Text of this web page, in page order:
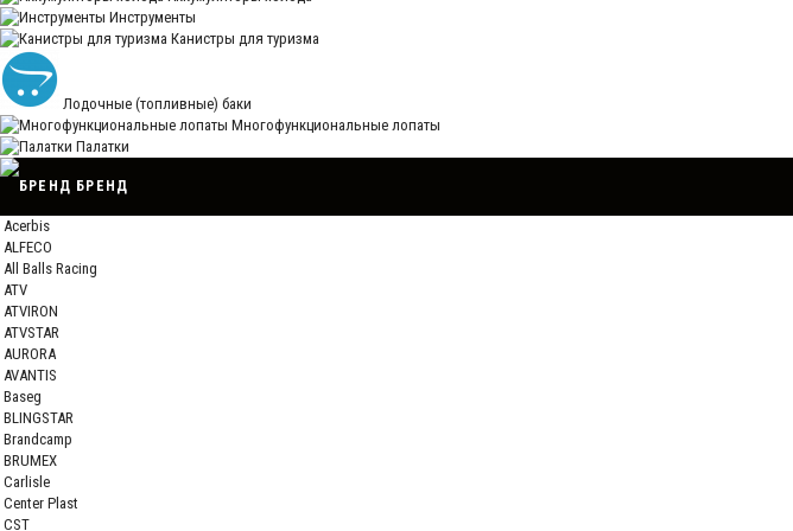
Инструменты
Канистры для туризма
Лодочные (топливные) баки
Многофункциональные лопаты
Палатки
БРЕНД
Acerbis
ALFECO
All Balls Racing
ATV
ATVIRON
ATVSTAR
AURORA
AVANTIS
Baseg
BLINGSTAR
Brandcamp
BRUMEX
Carlisle
Center Plast
CST